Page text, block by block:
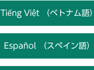
Tiếng Việt （ベトナム語）
Español （スペイン語）